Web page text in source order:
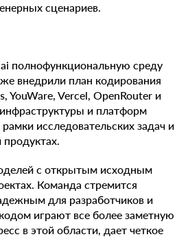
сценариев.
полнофункциональную среду
внедрили план кодирования
YouWare, Vercel, OpenRouter и
и платформ
исследовательских задач и
с открытым исходным
Команда стремится
для разработчиков и
играют все более заметную
в этой области, дает четкое